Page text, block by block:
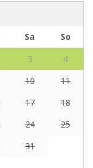
Sa
So
3
4
10
11
17
18
24
25
31